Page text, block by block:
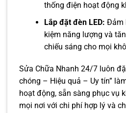
thống điện hoạt động
Lắp đặt đèn LED: Đảm
kiệm năng lượng và
chiếu sáng cho mọi
Sửa Chữa Nhanh 24/7 luôn
chóng – Hiệu quả – Uy tín”
hoạt động, sẵn sàng phục vụ
mọi nơi với chi phí hợp lý và